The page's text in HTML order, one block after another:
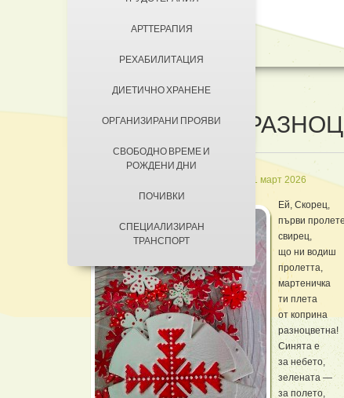
ЗА КЮСТЕНДИЛ
НАСТАНЯВАНЕ
УСЛОВИЯ ЗА ПРЕБИВАВАНЕ
ТАКСИ ЗА ПРЕБИВАВАНЕ
АРТТЕРАПИЯ
РЕХАБИЛИТАЦИЯ
ДИЕТИЧНО ХРАНЕНЕ
ОРГАНИЗИРАНИ ПРОЯВИ
СВОБОДНО ВРЕМЕ И
РОЖДЕНИ ДНИ
ПОЧИВКИ
СПЕЦИАЛИЗИРАН
ТРАНСПОРТ
КОНТАКТИ
МАРТЕНИЧКИ
Създадена на 01 март 2026
Ей, Скорец,
първи
свирец,
що ни водиш
пролетта,
мартеничка
ти плета
от коприна
разноцветна!
Синята е
за небето,
зелената —
за полето,